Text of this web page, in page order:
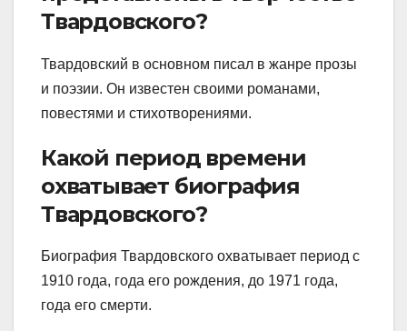
Твардовского?
Твардовский в основном писал в жанре прозы
и поэзии. Он известен своими романами,
повестями и стихотворениями.
Какой период времени
охватывает биография
Твардовского?
Биография Твардовского охватывает период с
1910 года, года его рождения, до 1971 года,
года его смерти.